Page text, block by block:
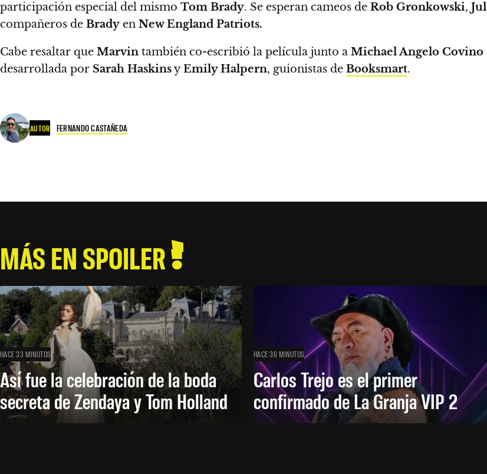
participación especial del mismo Tom Brady. Se esperan cameos de Rob Gronkowski,
compañeros de Brady en New England Patriots.
Cabe resaltar que Marvin también co-escribió la película junto a Michael Angelo Covino
desarrollada por Sarah HaskinsyEmily Halpern, guionistas de Booksmart.
AUTOR FERNANDO CASTAÑEDA
MÁS EN SPOILER
HACE 33 MINUTOS
Así fue la celebración de la boda
secreta de Zendaya y Tom Holland
HACE 36 MINUTOS
Carlos Trejo es el primer
confirmado de La Granja VIP 2